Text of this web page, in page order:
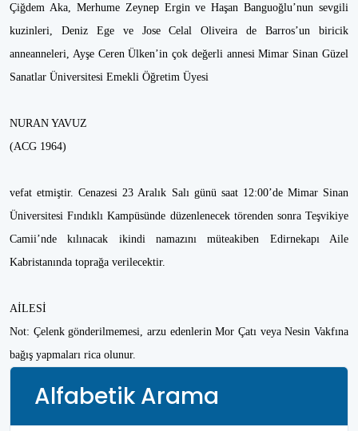
Çiğdem Aka, Merhume Zeynep Ergin ve Haşan Banguoğlu’nun sevgili
kuzinleri, Deniz Ege ve Jose Celal Oliveira de Barros’un biricik
anneanneleri, Ayşe Ceren Ülken’in çok değerli annesi Mimar Sinan Güzel
Sanatlar Üniversitesi Emekli Öğretim Üyesi
NURAN YAVUZ
(ACG 1964)
vefat etmiştir. Cenazesi 23 Aralık Salı günü saat 12:00’de Mimar Sinan
Üniversitesi Fındıklı Kampüsünde düzenlenecek törenden sonra Teşvikiye
Camii’nde kılınacak ikindi namazını müteakiben Edirnekapı Aile
Kabristanında toprağa verilecektir.
AİLESİ
Not: Çelenk gönderilmemesi, arzu edenlerin Mor Çatı veya Nesin Vakfına
bağış yapmaları rica olunur.
Alfabetik Arama